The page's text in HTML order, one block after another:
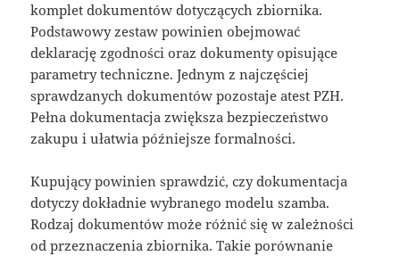
komplet dokumentów dotyczących zbiornika.
Podstawowy zestaw powinien obejmować
deklarację zgodności oraz dokumenty opisujące
parametry techniczne. Jednym z najczęściej
sprawdzanych dokumentów pozostaje atest PZH.
Pełna dokumentacja zwiększa bezpieczeństwo
zakupu i ułatwia późniejsze formalności.
Kupujący powinien sprawdzić, czy dokumentacja
dotyczy dokładnie wybranego modelu szamba.
Rodzaj dokumentów może różnić się w zależności
od przeznaczenia zbiornika. Takie porównanie